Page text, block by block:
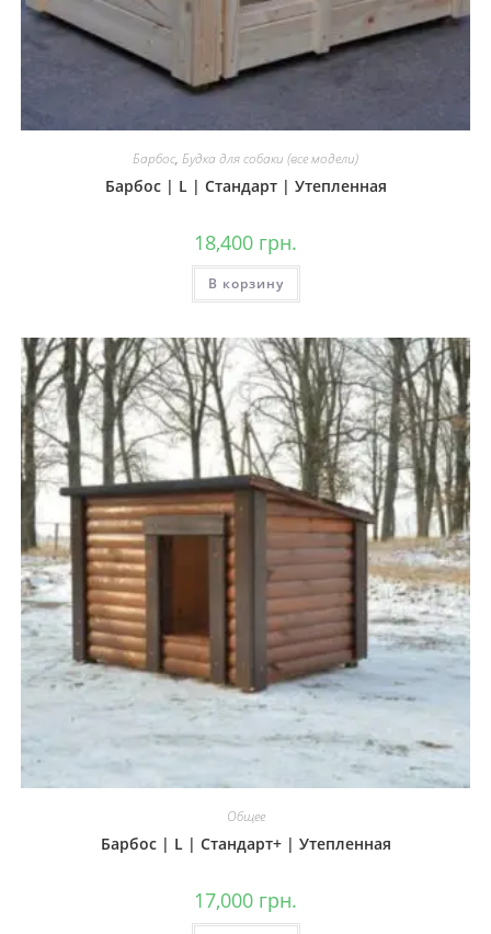
Барбос, Будка для собаки (все модели)
Барбос | L | Стандарт | Утепленная
18,400 грн.
В корзину
Общее
Барбос | L | Стандарт+ | Утепленная
17,000 грн.